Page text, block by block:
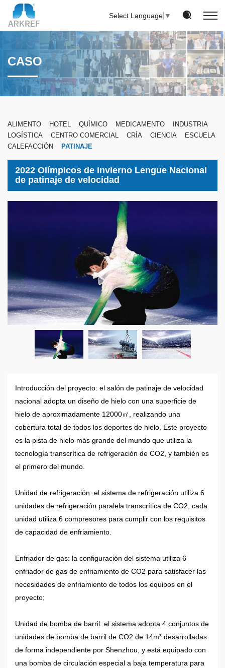
Select Language ▼
CASO
ALIMENTO HOTEL QUÍMICO MEDICAMENTO
INDUSTRIA
LOGÍSTICA
CENTRO COMERCIAL CRÍA CIENCIA
ESCUELA
CALEFACCIÓN
PATINAJE
2022 Olímpicos de invierno Lengue Nacional
de patinaje de velocidad
Introducción del proyecto: el salón de patinaje de velocidad
nacional adopta un diseño de hielo con una superficie de
hielo de aproximadamente 12000㎡, realizando una
cobertura total de todos los deportes de hielo. Este proyecto
es la pista de hielo más grande del mundo que utiliza la
tecnología transcrítica de refrigeración de CO2, y también es
el primero del mundo.
Unidad de refrigeración: el sistema de refrigeración utiliza 6
unidades de refrigeración paralela transcrítica de CO2, cada
unidad utiliza 6 compresores para cumplir con los requisitos
de capacidad de enfriamiento.
Enfriador de gas: la configuración del sistema utiliza 6
enfriador de gas de enfriamiento de CO2 para satisfacer las
necesidades de enfriamiento de todos los equipos en el
proyecto;
Unidad de bomba de barril: el sistema adopta 4 conjuntos de
unidades de bomba de barril de CO2 de 14m³ desarrolladas
de forma independiente por Shenzhou, y está equipado con
una bomba de circulación especial a baja temperatura para